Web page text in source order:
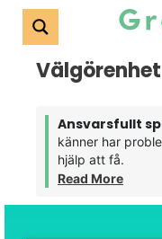
Välgörenhet
Ansvarsfullt
känner har
hjälp att få.
Read More